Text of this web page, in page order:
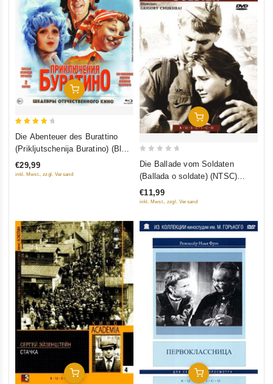
In Den Warenkorb
Die Abenteuer des Burattino
(Prikljutschenija Buratino) (Blu-
Ray)
€29,99
inkl. Mwst., zzgl. Versand
In Den Warenkorb
5
Die Ballade vom Soldaten
(Ballada o soldate) (NTSC)
(RUSCICO)
€11,99
inkl. Mwst., zzgl. Versand
In Den Warenkorb In Den Warenkorb